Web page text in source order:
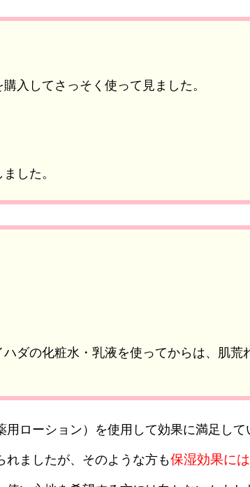
入してさっそく使って見ました。
した。
ダの化粧水・乳液を使ってからは、肌
ローション）を使用して効果に満足して
ましたが、そのような方も保湿効果に